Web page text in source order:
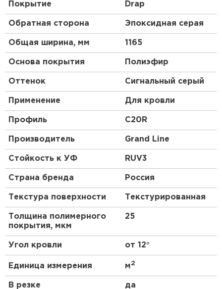
Покрытие Drap
Обратная сторона Эпоксидная серая
Общая ширина, мм 1165
Основа покрытия Полиэфир
Оттенок Сигнальный серый
Применение Для кровли
Профиль C20R
Производитель Grand Line
Стойкость к УФ RUV3
Страна бренда Россия
Текстура поверхности Текстурированная
Толщина полимерного
покрытия, мкм
25
Угол кровли от 12°
Единица измерения м2
В резке да